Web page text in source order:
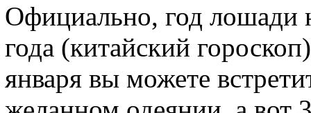
Официально, год лошади
года (китайский
января вы можете